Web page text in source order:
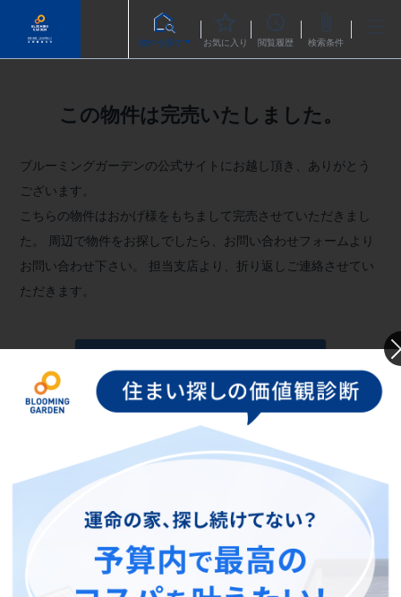
物件を探す お気に入り 閲覧履歴 検索条件
この物件は完売いたしました。
ブルーミングガーデンの公式サイトにお越し頂き、ありがとう
ございます。
こちらの物件はおかげ様をもちまして完売させていただきまし
た。
周辺で物件をお探しでしたら、お問い合わせフォームより
お問い合わせ下さい。
担当支店より、折り返しご連絡させてい
ただきます。
お問い合わせフォームへ
この物件を見ている人に
おすすめの物件